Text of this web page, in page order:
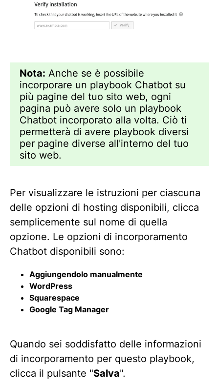
Nota: Anche se è possibile
incorporare un playbook Chatbot su
più pagine del tuo sito web, ogni
pagina può avere solo un playbook
Chatbot incorporato alla volta. Ciò ti
permetterà di avere playbook diversi
per pagine diverse all'interno del tuo
sito web.
Per visualizzare le istruzioni per ciascuna
delle opzioni di hosting disponibili, clicca
semplicemente sul nome di quella
opzione. Le opzioni di incorporamento
Chatbot disponibili sono:
Aggiungendolo manualmente
WordPress
Squarespace
Google Tag Manager
Quando sei soddisfatto delle informazioni
di incorporamento per questo playbook,
clicca il pulsante "Salva".